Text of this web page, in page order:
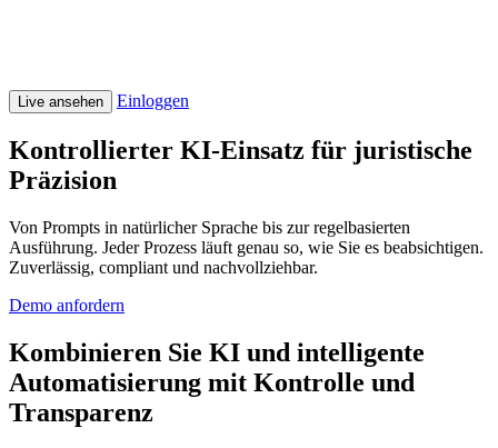
Live ansehen Einloggen
Kontrollierter KI-Einsatz für juristische
Präzision
Von Prompts in natürlicher Sprache bis zur regelbasierten
Ausführung. Jeder Prozess läuft genau so, wie Sie es beabsichtigen.
Zuverlässig, compliant und nachvollziehbar.
Demo anfordern
Kombinieren Sie KI und intelligente
Automatisierung mit Kontrolle und
Transparenz